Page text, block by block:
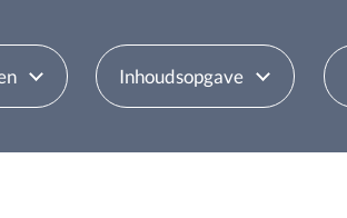
Inhoudsopgave